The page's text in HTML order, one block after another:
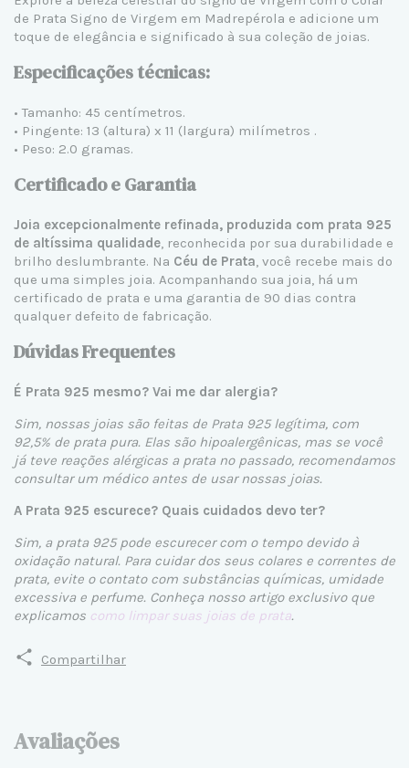
de Prata Signo de Virgem em Madrepérola e adicione um
toque de elegância e significado à sua coleção de joias.
Especificações técnicas:
• Tamanho: 45 centímetros.
• Pingente: 13 (altura) x 11 (largura) milímetros .
• Peso: 2.0 gramas.
Certificado e Garantia
Joia excepcionalmente refinada, produzida com prata 925
de altíssima qualidade, reconhecida por sua durabilidade e
brilho deslumbrante. Na Céu de Prata, você recebe mais do
que uma simples joia. Acompanhando sua joia, há um
certificado de prata e uma garantia de 90 dias contra
qualquer defeito de fabricação.
Dúvidas Frequentes
É Prata 925 mesmo? Vai me dar alergia?
Sim, nossas joias são feitas de Prata 925 legítima, com
92,5% de prata pura. Elas são hipoalergênicas, mas se você
já teve reações alérgicas a prata no passado, recomendamos
consultar um médico antes de usar nossas joias.
A Prata 925 escurece? Quais cuidados devo ter?
Sim, a prata 925 pode escurecer com o tempo devido à
oxidação natural. Para cuidar dos seus colares e correntes de
prata, evite o contato com substâncias químicas, umidade
excessiva e perfume. Conheça nosso artigo exclusivo que
explicamos como limpar suas joias de prata.
Compartilhar
Avaliações